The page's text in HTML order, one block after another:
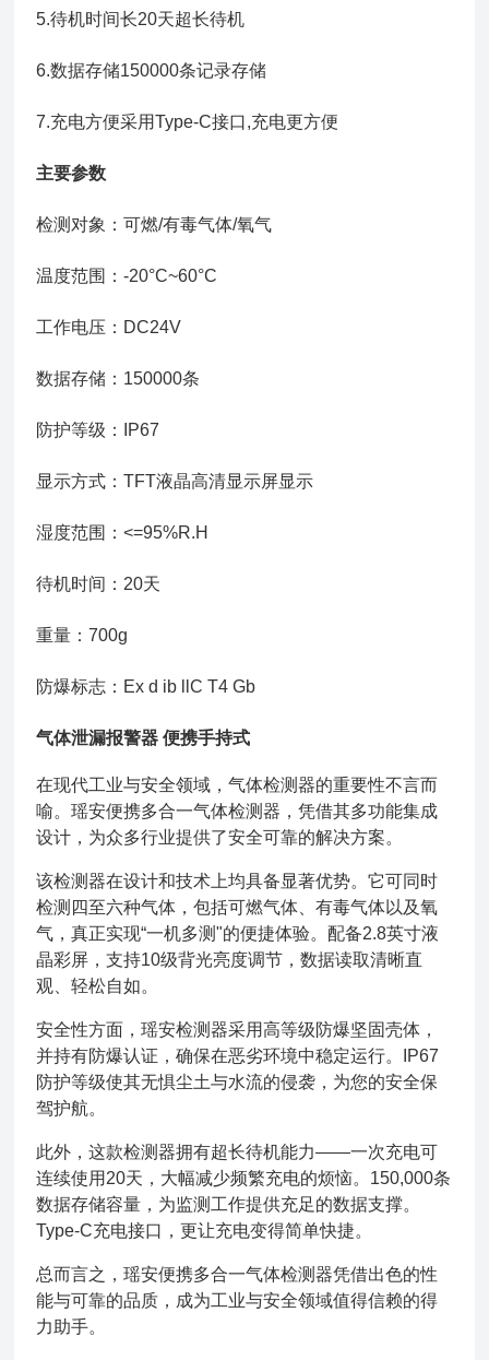
5.待机时间长20天超长待机
6.数据存储150000条记录存储
7.充电方便采用Type-C接口,充电更方便
主要参数
检测对象：可燃/有毒气体/氧气
温度范围：-20°C~60°C
工作电压：DC24V
数据存储：150000条
防护等级：IP67
显示方式：TFT液晶高清显示屏显示
湿度范围：<=95%R.H
待机时间：20天
重量：700g
防爆标志：Ex d ib llC T4 Gb
气体泄漏报警器 便携手持式
在现代工业与安全领域，气体检测器的重要性不言而
喻。瑶安便携多合一气体检测器，凭借其多功能集成
设计，为众多行业提供了安全可靠的解决方案。
该检测器在设计和技术上均具备显著优势。它可同时
检测四至六种气体，包括可燃气体、有毒气体以及氧
气，真正实现“一机多测"的便捷体验。配备2.8英寸液
晶彩屏，支持10级背光亮度调节，数据读取清晰直
观、轻松自如。
安全性方面，瑶安检测器采用高等级防爆坚固壳体，
并持有防爆认证，确保在恶劣环境中稳定运行。IP67
防护等级使其无惧尘土与水流的侵袭，为您的安全保
驾护航。
此外，这款检测器拥有超长待机能力——一次充电可
连续使用20天，大幅减少频繁充电的烦恼。150,000条
数据存储容量，为监测工作提供充足的数据支撑。
Type-C充电接口，更让充电变得简单快捷。
总而言之，瑶安便携多合一气体检测器凭借出色的性
能与可靠的品质，成为工业与安全领域值得信赖的得
力助手。